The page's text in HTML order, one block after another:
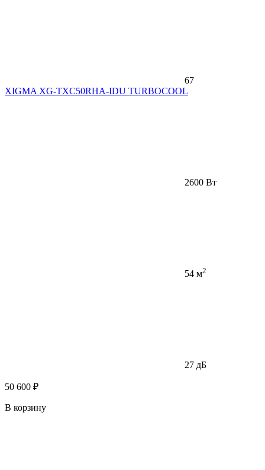
67
XIGMA XG-TXC50RHA-IDU TURBOCOOL
2600 Вт
54 м2
27 дБ
50 600 ₽
В корзину